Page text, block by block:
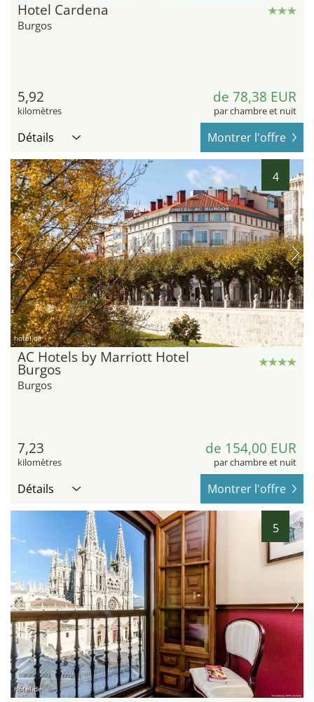
Hotel Cardena
Burgos
5,92
kilomètres
de 78,38 EUR
par chambre et nuit
Détails Montrer l'offre
4
hotel.de
AC Hotels by Marriott Hotel
Burgos
Burgos
7,23
kilomètres
de 154,00 EUR
par chambre et nuit
Détails Montrer l'offre
5
hotel.de